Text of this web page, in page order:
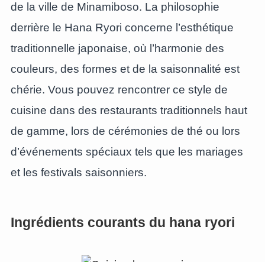
de la ville de Minamiboso. La philosophie
derrière le Hana Ryori concerne l’esthétique
traditionnelle japonaise, où l’harmonie des
couleurs, des formes et de la saisonnalité est
chérie. Vous pouvez rencontrer ce style de
cuisine dans des restaurants traditionnels haut
de gamme, lors de cérémonies de thé ou lors
d’événements spéciaux tels que les mariages
et les festivals saisonniers.
Ingrédients courants du hana ryori